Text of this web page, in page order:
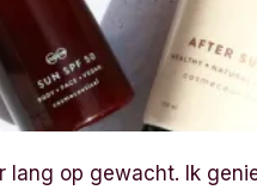
lang op gewacht. Ik